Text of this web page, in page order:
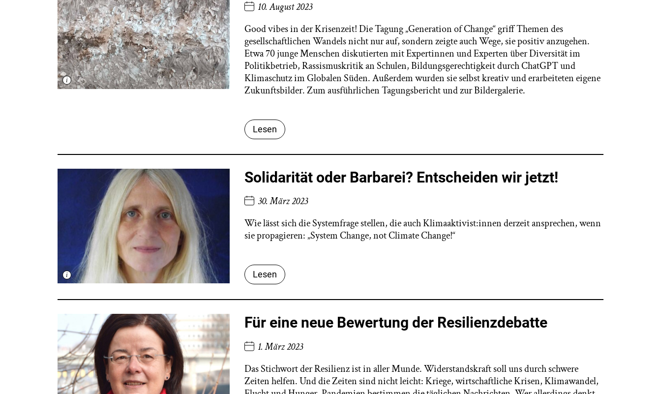
10. August 2023
Good vibes in der Krisenzeit! Die Tagung „Generation of Change“ griff Themen des
gesellschaftlichen Wandels nicht nur auf, sondern zeigte auch Wege, sie positiv anzugehen.
Etwa 70 junge Menschen diskutierten mit Expertinnen und Experten über Diversität im
Politikbetrieb, Rassismuskritik an Schulen, Bildungsgerechtigkeit durch ChatGPT und
Klimaschutz im Globalen Süden. Außerdem wurden sie selbst kreativ und erarbeiteten eigene
Zukunftsbilder. Zum ausführlichen Tagungsbericht und zur Bildergalerie.
Lesen
Solidarität oder Barbarei? Entscheiden wir jetzt!
30. März 2023
Wie lässt sich die Systemfrage stellen, die auch Klimaaktivist:innen derzeit ansprechen, wenn
sie propagieren: „System Change, not Climate Change!“
Lesen
Für eine neue Bewertung der Resilienzdebatte
1. März 2023
Das Stichwort der Resilienz ist in aller Munde. Widerstandskraft soll uns durch schwere
Zeiten helfen. Und die Zeiten sind nicht leicht: Kriege, wirtschaftliche Krisen, Klimawandel,